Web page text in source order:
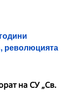
революцията
на СУ „Св.